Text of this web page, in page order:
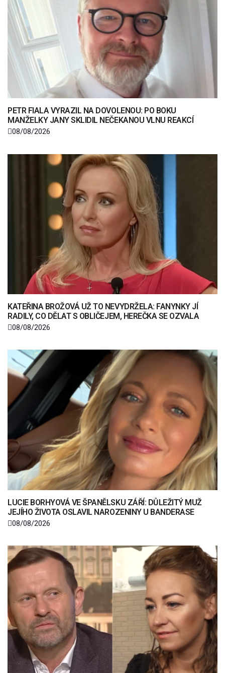
PETR FIALA VYRAZIL NA DOVOLENOU: PO BOKU
MANŽELKY JANY SKLIDIL NEČEKANOU VLNU REAKCÍ
08/08/2026
KATEŘINA BROŽOVÁ UŽ TO NEVYDRŽELA: FANYNKY JÍ
RADILY, CO DĚLAT S OBLIČEJEM, HEREČKA SE OZVALA
08/08/2026
LUCIE BORHYOVÁ VE ŠPANĚLSKU ZÁŘÍ: DŮLEŽITÝ MUŽ
JEJÍHO ŽIVOTA OSLAVIL NAROZENINY U BANDERASE
08/08/2026